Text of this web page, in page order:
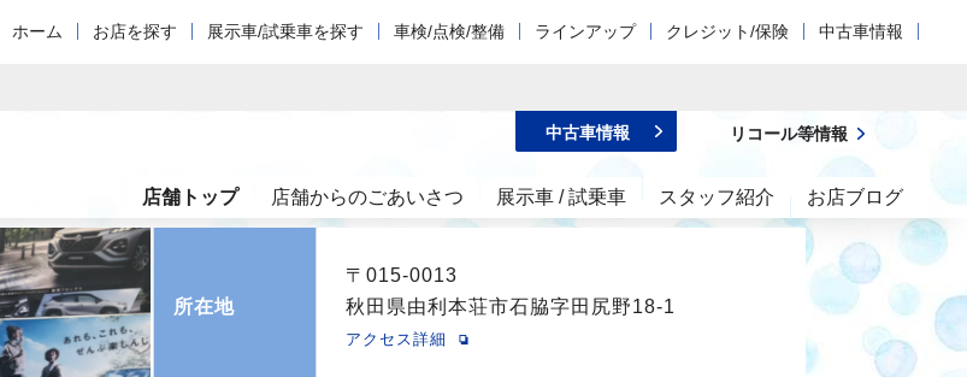
ホーム お店を探す 展示車/試乗車を探す 車検/点検/整備 ラインアップ クレジット/保険 中古車情報
店舗トップ 店舗からのごあいさつ 展示車 / 試乗車 スタッフ紹介 お店ブログ
中古車情報 リコール等情報
所在地
〒015-0013
秋田県由利本荘市石脇字田尻野18-1
アクセス詳細